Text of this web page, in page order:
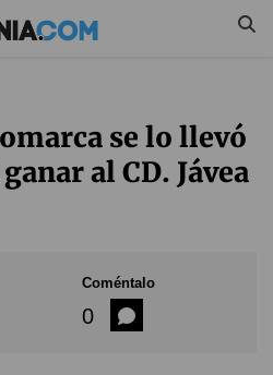
se lo llevó
al CD. Jávea
Coméntalo
0